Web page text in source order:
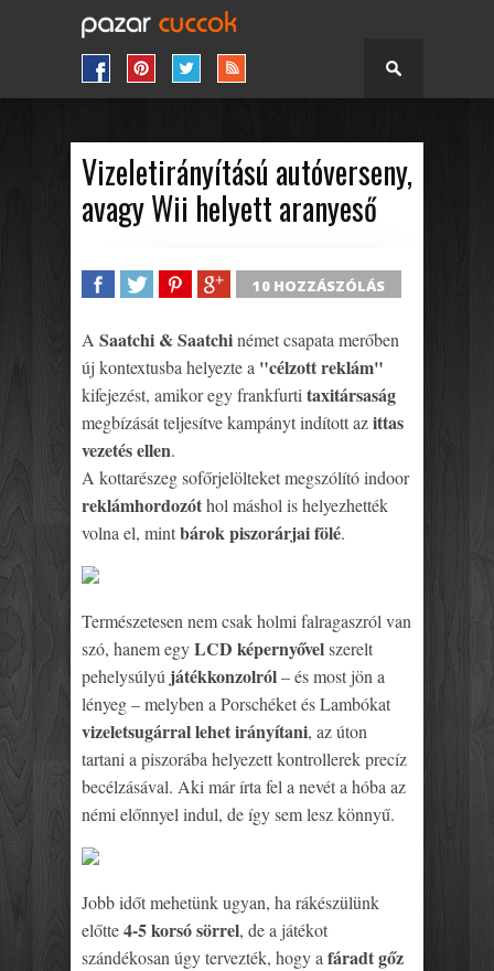
Vizeletirányítású autóverseny,
avagy Wii helyett aranyeső
10 HOZZÁSZÓLÁS
A Saatchi & Saatchinémet csapata merőben
új kontextusba helyezte a "célzott reklám"
kifejezést, amikor egy frankfurti taxitársaság
megbízását teljesítve kampányt indított azittas
vezetés ellen.
A kottarészeg sofőrjelölteket megszólító indoor
reklámhordozóthol máshol is helyezhették
volna el, mintbárok piszorárjai fölé.
Természetesen nem csak holmi falragaszról van
szó, hanem egyLCD képernyővelszerelt
pehelysúlyú játékkonzolról– és most jön a
lényeg – melyben a Porschéket és Lambókat
vizeletsugárral lehet irányítani, az úton
tartani a piszorába helyezett kontrollerek precíz
becélzásával. Aki már írta fel a nevét a hóba az
némi előnnyel indul, de így sem lesz könnyű.
Jobb időt mehetünk ugyan, ha rákészülünk
előtte4-5 korsó sörrel, de a játékot
szándékosan úgy tervezték, hogy a fáradt gőz